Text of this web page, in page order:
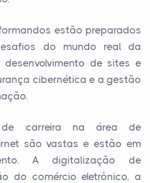
estão preparados
do mundo real da
de sites e
cibernética e a gestão
de carreira na área de
são vastas e estão em
A digitalização de
do comércio eletrônico, a